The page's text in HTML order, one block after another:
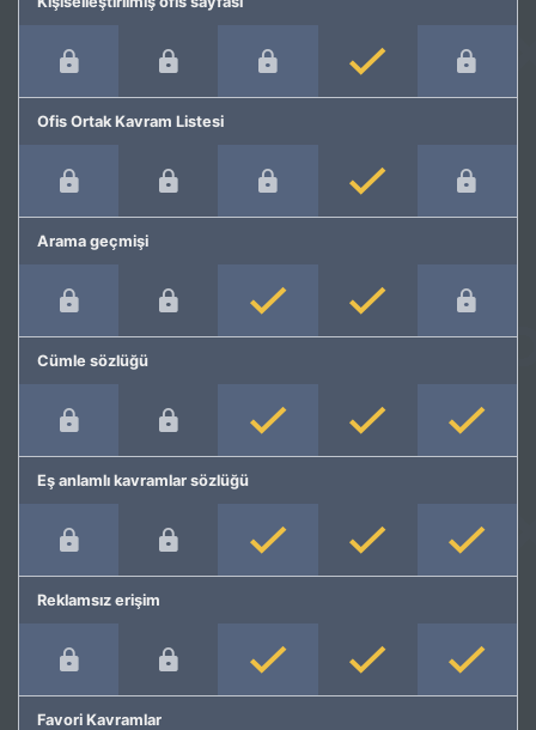
Ofis Ortak Kavram Listesi
Arama geçmişi
Cümle sözlüğü
Eş anlamlı kavramlar sözlüğü
Reklamsız erişim
Favori Kavramlar